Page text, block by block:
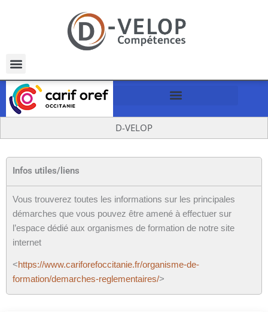
D-VELOP
Infos utiles/liens
Vous trouverez toutes les informations sur les principales
démarches que vous pouvez être amené à effectuer sur
l’espace dédié aux organismes de formation de notre site
internet
<https://www.cariforefoccitanie.fr/organisme-de-
formation/demarches-reglementaires/>